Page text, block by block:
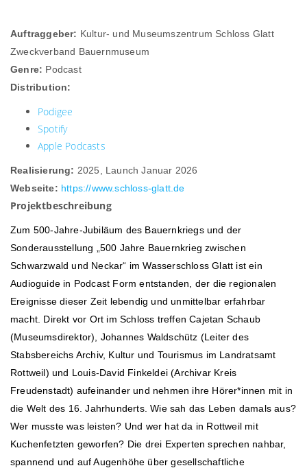
Auftraggeber: Kultur- und Museumszentrum Schloss Glatt
Zweckverband Bauernmuseum
Genre: Podcast
Distribution:
Podigee
Spotify
Apple Podcasts
Realisierung: 2025, Launch Januar 2026
Webseite: https://www.schloss-glatt.de
Projektbeschreibung
Zum 500-Jahre-Jubiläum des Bauernkriegs und der
Sonderausstellung „500 Jahre Bauernkrieg zwischen
Schwarzwald und Neckar“ im Wasserschloss Glatt ist ein
Audioguide in Podcast Form entstanden, der die regionalen
Ereignisse dieser Zeit lebendig und unmittelbar erfahrbar
macht. Direkt vor Ort im Schloss treffen Cajetan Schaub
(Museumsdirektor), Johannes Waldschütz (Leiter des
Stabsbereichs Archiv, Kultur und Tourismus im Landratsamt
Rottweil) und Louis-David Finkeldei (Archivar Kreis
Freudenstadt) aufeinander und nehmen ihre Hörer*innen mit in
die Welt des 16. Jahrhunderts. Wie sah das Leben damals aus?
Wer musste was leisten? Und wer hat da in Rottweil mit
Kuchenfetzten geworfen? Die drei Experten sprechen nahbar,
spannend und auf Augenhöhe über gesellschaftliche